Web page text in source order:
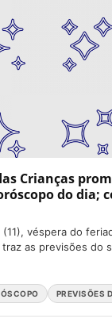
Crianças
do dia;
véspera do
traz as previsões do
PREVISÕES